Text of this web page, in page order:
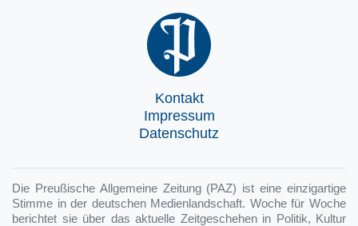
Kontakt
Impressum
Datenschutz
Die Preußische Allgemeine Zeitung (PAZ) ist eine einzigartige
Stimme in der deutschen Medienlandschaft. Woche für Woche
berichtet sie über das aktuelle Zeitgeschehen in Politik, Kultur